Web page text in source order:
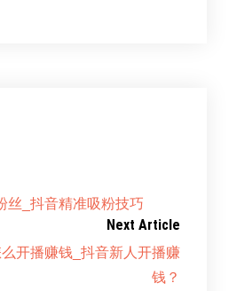
丝_抖音精准吸粉技巧
Next Article
开播赚钱_抖音新人开播赚
钱？